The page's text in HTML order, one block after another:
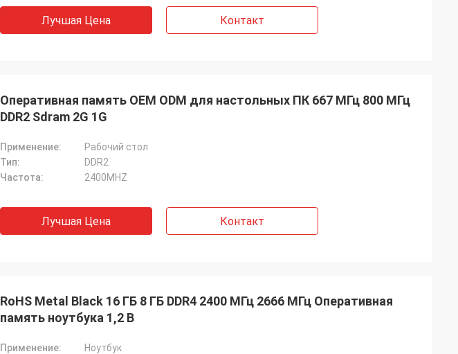
Лучшая Цена Контакт
Оперативная память OEM ODM для настольных ПК 667 МГц 800 МГц
DDR2 Sdram 2G 1G
Применение:
Рабочий стол
Тип:
DDR2
Частота:
2400MHZ
Лучшая Цена Контакт
RoHS Metal Black 16 ГБ 8 ГБ DDR4 2400 МГц 2666 МГц Оперативная
память ноутбука 1,2 В
Применение:
Ноутбук